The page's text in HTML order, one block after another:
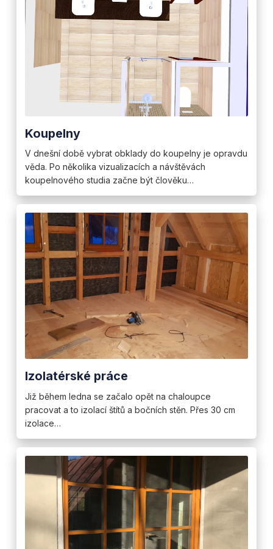
Koupelny
V dnešní době vybrat obklady do koupelny je opravdu
věda. Po několika vizualizacích a návštěvách
koupelnového studia začne být člověku…
Izolatérské práce
Již během ledna se začalo opět na chaloupce
pracovat a to izolací štítů a bočních stěn. Přes 30 cm
izolace…